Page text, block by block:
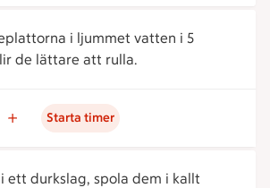
i ljummet vatten i 5
de lättare att rulla.
Starta timer
ett durkslag, spola dem i kallt